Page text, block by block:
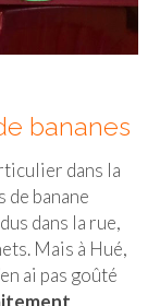
bananes
dans la
de banane
dans la rue,
Mais à Hué,
ai pas goûté